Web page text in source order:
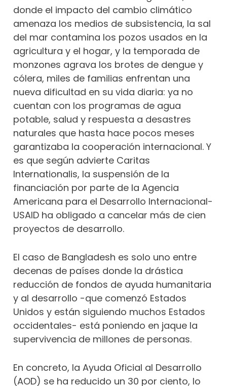
donde el impacto del cambio climático
amenaza los medios de subsistencia, la sal
del mar contamina los pozos usados en la
agricultura y el hogar, y la temporada de
monzones agrava los brotes de dengue y
cólera, miles de familias enfrentan una
nueva dificultad en su vida diaria: ya no
cuentan con los programas de agua
potable, salud y respuesta a desastres
naturales que hasta hace pocos meses
garantizaba la cooperación internacional. Y
es que según advierte Caritas
Internationalis, la suspensión de la
financiación por parte de la Agencia
Americana para el Desarrollo Internacional-
USAID ha obligado a cancelar más de cien
proyectos de desarrollo.
El caso de Bangladesh es solo uno entre
decenas de países donde la drástica
reducción de fondos de ayuda humanitaria
y al desarrollo -que comenzó Estados
Unidos y están siguiendo muchos Estados
occidentales- está poniendo en jaque la
supervivencia de millones de personas.
En concreto, la Ayuda Oficial al Desarrollo
(AOD) se ha reducido un 30 por ciento, lo